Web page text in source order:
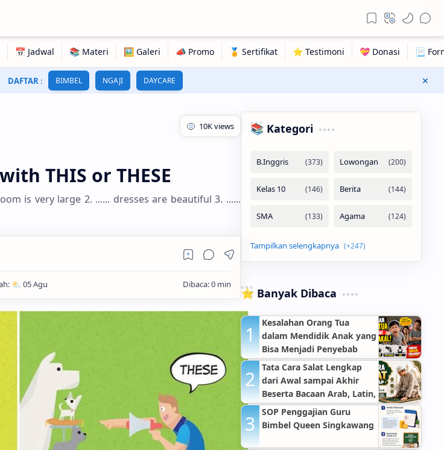
1797
DAFTAR : BIMBEL NGAJI DAYCARE
THIS or THESE
is very large 2. ...... dresses are beautiful 3. ......
📚 Kategori
⭐ Banyak Dibaca
Kesalahan Orang Tua
dalam Mendidik Anak yang
Bisa Menjadi Penyebab
Anak Nakal
Tata Cara Salat Lengkap
dari Awal sampai Akhir
Beserta Bacaan Arab, Latin,
Arti, dan Dalil Sahih
SOP Penggajian Guru
Bimbel Queen Singkawang